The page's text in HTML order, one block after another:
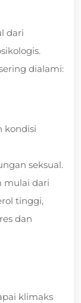
dari
dialami:
kondisi
seksual.
mulai dari
tinggi,
dan
klimaks